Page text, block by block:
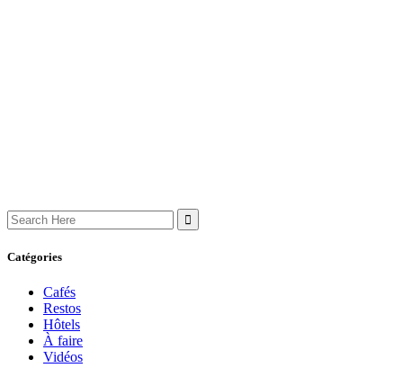
Search
for:
Catégories
Cafés
Restos
Hôtels
À faire
Vidéos